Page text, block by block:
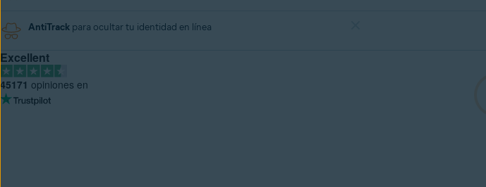
AntiTrack para ocultar tu identidad en línea
Excellent
45171 opiniones en